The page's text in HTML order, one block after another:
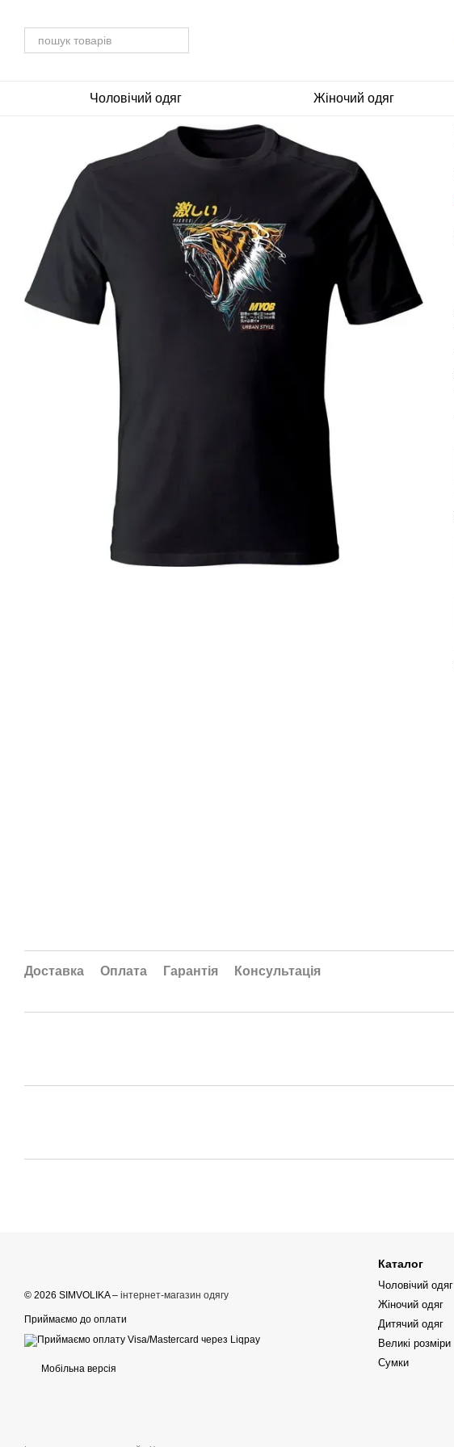
Чоловічий одяг Жіночий одяг
Доставка Оплата Гарантія Консультація
© 2026 SIMVOLIKA – інтернет-магазин одягу
Приймаємо до оплати
Мобільна версія
Каталог
Чоловічий одяг
Жіночий одяг
Дитячий одяг
Великі розміри
Сумки